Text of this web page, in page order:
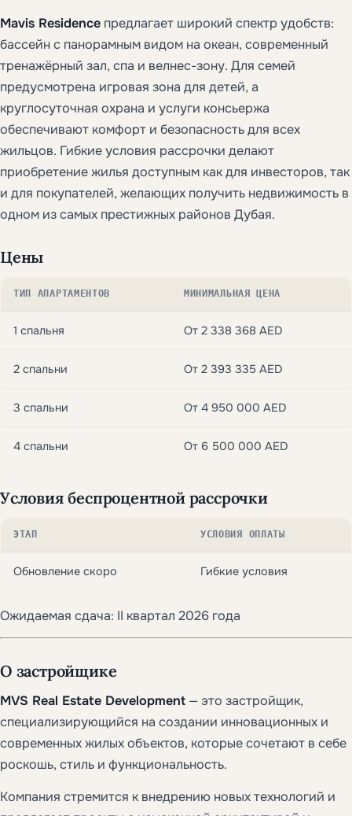
Mavis Residence предлагает широкий спектр удобств:
бассейн с панорамным видом на океан, современный
тренажёрный зал, спа и велнес-зону. Для семей
предусмотрена игровая зона для детей, а
круглосуточная охрана и услуги консьержа
обеспечивают комфорт и безопасность для всех
жильцов. Гибкие условия рассрочки делают
приобретение жилья доступным как для инвесторов, так
и для покупателей, желающих получить недвижимость в
одном из самых престижных районов Дубая.
Цены
ТИП АПАРТАМЕНТОВ МИНИМАЛЬНАЯ ЦЕНА
1 спальня От 2 338 368 AED
2 спальни От 2 393 335 AED
3 спальни От 4 950 000 AED
4 спальни От 6 500 000 AED
Условия беспроцентной рассрочки
ЭТАП УСЛОВИЯ ОПЛАТЫ
Обновление скоро Гибкие условия
Ожидаемая сдача: II квартал 2026 года
О застройщике
MVS Real Estate Development — это застройщик,
специализирующийся на создании инновационных и
современных жилых объектов, которые сочетают в себе
роскошь, стиль и функциональность.
Компания стремится к внедрению новых технологий и